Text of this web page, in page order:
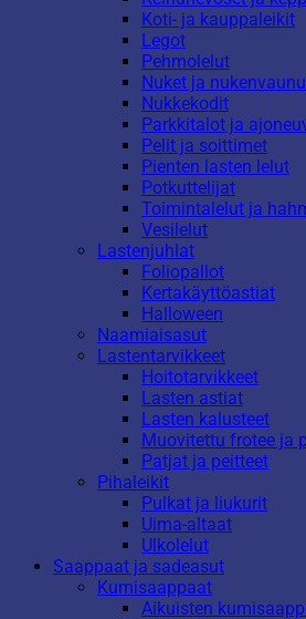
Koti- ja kauppaleikit
Legot
Pehmolelut
Nuket ja
Nukkekodit
Parkkitalot ja
Pelit ja soittimet
Pienten lasten lelut
Potkuttelijat
Toimintalelut ja
Vesilelut
Lastenjuhlat
Foliopallot
Kertakäyttöastiat
Halloween
Naamiaisasut
Lastentarvikkeet
Hoitotarvikkeet
Lasten astiat
Lasten kalusteet
Muovitettu frotee ja
Patjat ja peitteet
Pihaleikit
Pulkat ja liukurit
Uima-altaat
Ulkolelut
Saappaat ja sadeasut
Kumisaappaat
Aikuisten